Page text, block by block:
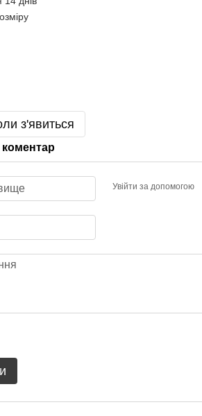
з'явиться
коментар
Увійти за допомогою